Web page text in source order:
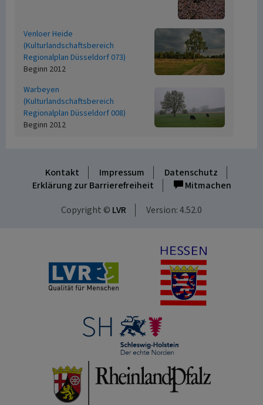
Venloer Heide
(Kulturlandschaftsbereich
Regionalplan Düsseldorf 073)
Beginn 2012
Warbeyen
(Kulturlandschaftsbereich
Regionalplan Düsseldorf 008)
Beginn 2012
Kontakt Impressum
Datenschutz
Erklärung zur Barrierefreiheit
Mitmachen
Copyright © LVR Version: 4.52.0